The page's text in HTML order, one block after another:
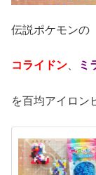
伝説ポケモンの
コライドン ミ
を百均アイロン